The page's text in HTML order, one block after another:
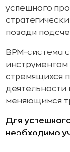
успешного
позади
BPM-система
стремящихся
деятельности
меняющимся
Для
необходимо